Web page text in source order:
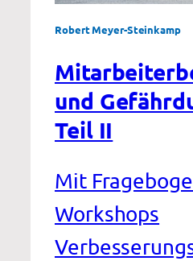
Robert Meyer-Steinkamp
und
Teil II
Mit
Workshops